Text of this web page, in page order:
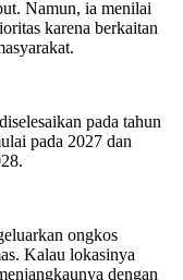
Namun, ia menilai
karena berkaitan
pada tahun
pada 2027 dan
ongkos
Kalau lokasinya
dengan